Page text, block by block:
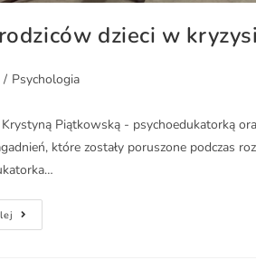
dzieci w
/ Psychologia
Piątkowską - psychoedukatorką
które zostały poruszone podczas